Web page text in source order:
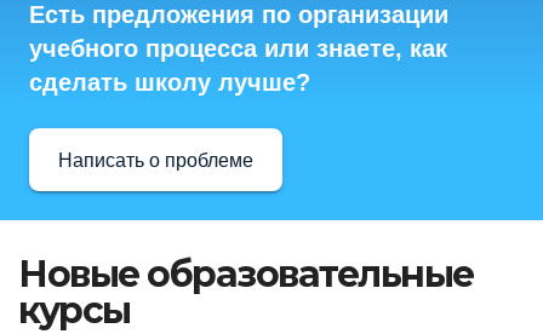
Есть предложения по организации
учебного процесса или знаете, как
сделать школу лучше?
Написать о проблеме
Новые образовательные
курсы